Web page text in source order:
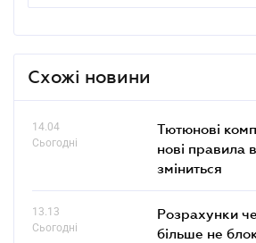
Схожі новини
14.04
Сьогодні
Тютюнові
нові правила
зміниться
13.13
Сьогодні
Розрахунки
більше не